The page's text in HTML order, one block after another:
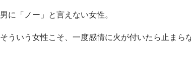
男に「ノー」と言えない女性。
そういう女性こそ、一度感情に火が付いたら止まら